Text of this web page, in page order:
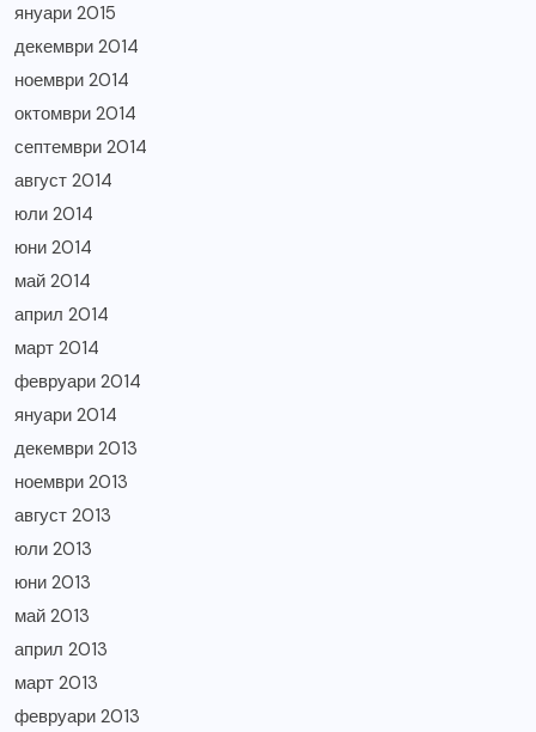
януари 2015
декември 2014
ноември 2014
октомври 2014
септември 2014
август 2014
юли 2014
юни 2014
май 2014
април 2014
март 2014
февруари 2014
януари 2014
декември 2013
ноември 2013
август 2013
юли 2013
юни 2013
май 2013
април 2013
март 2013
февруари 2013